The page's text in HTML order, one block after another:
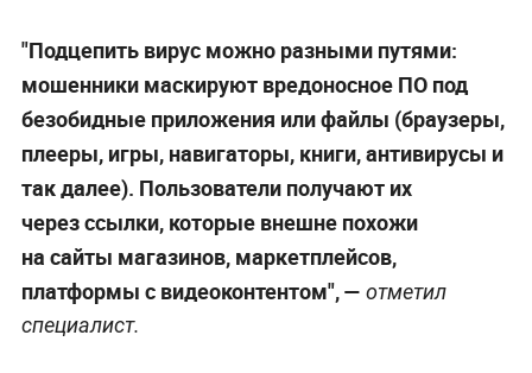
"Подцепить вирус можно разными путями:
мошенники маскируют вредоносное ПО под
безобидные приложения или файлы (браузеры,
плееры, игры, навигаторы, книги, антивирусы и
так далее). Пользователи получают их
через ссылки, которые внешне похожи
на сайты магазинов, маркетплейсов,
платформы с видеоконтентом", — отметил
специалист.